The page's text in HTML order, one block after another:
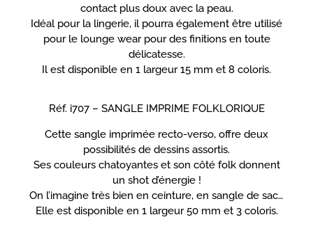
contact plus doux avec la peau.
Idéal pour la lingerie, il pourra également être utilisé
pour le lounge wear pour des finitions en toute
délicatesse.
Il est disponible en 1 largeur 15 mm et 8 coloris.
Réf. i707 – SANGLE IMPRIME FOLKLORIQUE
Cette sangle imprimée recto-verso, offre deux
possibilités de dessins assortis.
Ses couleurs chatoyantes et son côté folk donnent
un shot d’énergie !
On l’imagine très bien en ceinture, en sangle de sac…
Elle est disponible en 1 largeur 50 mm et 3 coloris.